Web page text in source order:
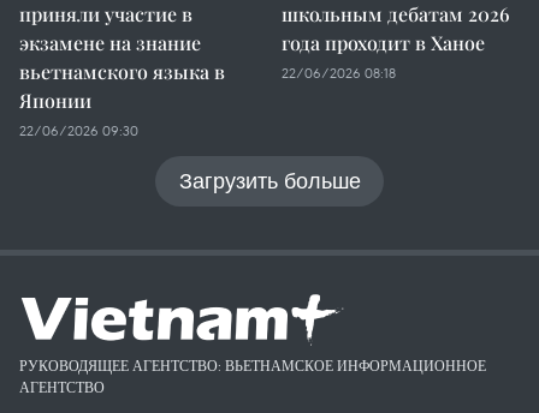
приняли участие в
экзамене на знание
вьетнамского языка в
Японии
22/06/2026 09:30
школьным дебатам 2026
года проходит в Ханое
22/06/2026 08:18
Загрузить больше
РУКОВОДЯЩЕЕ АГЕНТСТВО: ВЬЕТНАМСКОЕ ИНФОРМАЦИОННОЕ
АГЕНТСТВО